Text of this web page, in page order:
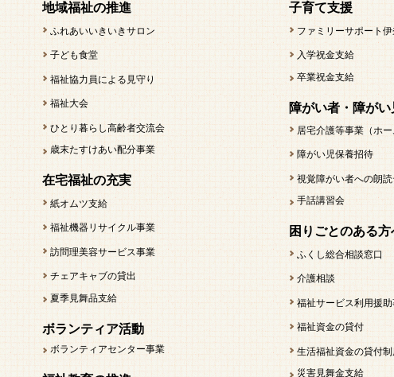
地域福祉の推進
ふれあいいきいきサロン
子ども食堂
福祉協力員による見守り
福祉大会
ひとり暮らし高齢者交流会
歳末たすけあい配分事業
在宅福祉の充実
紙オムツ支給
福祉機器リサイクル事業
訪問理美容サービス事業
チェアキャブの貸出
夏季見舞品支給
ボランティア活動
ボランティアセンター事業
子育て支援
ファミリーサポート
入学祝金支給
卒業祝金支給
障がい者・障が
居宅介護等事業（ホー
障がい児保養招待
視覚障がい者への朗
手話講習会
困りごとのある
ふくし総合相談窓口
介護相談
福祉サービス利用援助
福祉資金の貸付
生活福祉資金の貸付
災害見舞金支給